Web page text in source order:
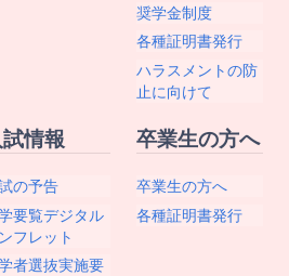
奨学金制度
各種証明書発行
ハラスメントの防
止に向けて
試情報
の予告
要覧デジタル
フレット
者選抜実施要
卒業生の方へ
卒業生の方へ
各種証明書発行